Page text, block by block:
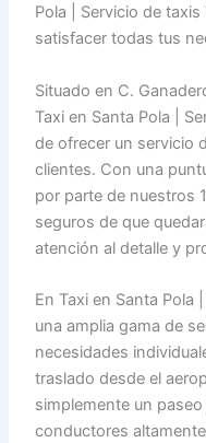
Pola | Servicio de
satisfacer todas tus
Situado en C.
Taxi en Santa Pola |
de ofrecer un servicio
clientes. Con una
por parte de nuestros
seguros de que
atención al detalle y
En Taxi en Santa Pola
una amplia gama de
necesidades
traslado desde el
simplemente un
conductores